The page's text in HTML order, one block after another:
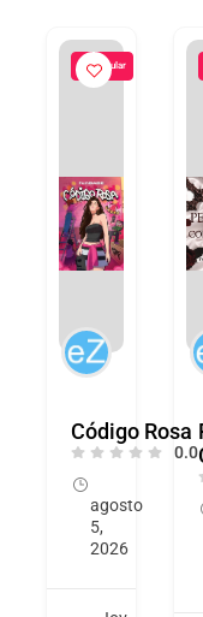
Popular
Código Rosa
0.0
agosto
5,
2026